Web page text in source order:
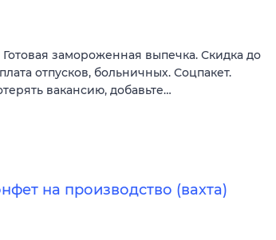
Гороскопы
замороженная выпечка. Скидка до
отпусков, больничных. Соцпакет.
вакансию, добавьте…
на производство (вахта)